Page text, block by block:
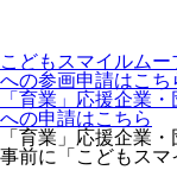
こどもスマイルムー
への参画申請はこち
「育業」応援企業・
への申請はこちら
「育業」応援企業
事前に「こどもスマ